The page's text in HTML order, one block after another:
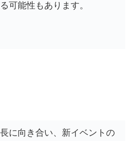
可能性もあります。
に向き合い、新イベントの